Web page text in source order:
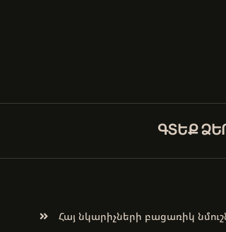
ԳՏԵՔ
Հայ նկարիչների բացառիկ